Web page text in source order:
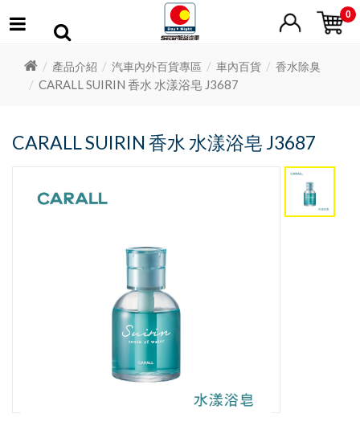
0
產品介紹 汽車內外百貨專區 車內百貨 香水除臭
CARALL SUIRIN 香水 水漾浴皂 J3687
CARALL SUIRIN 香水 水漾浴皂 J3687